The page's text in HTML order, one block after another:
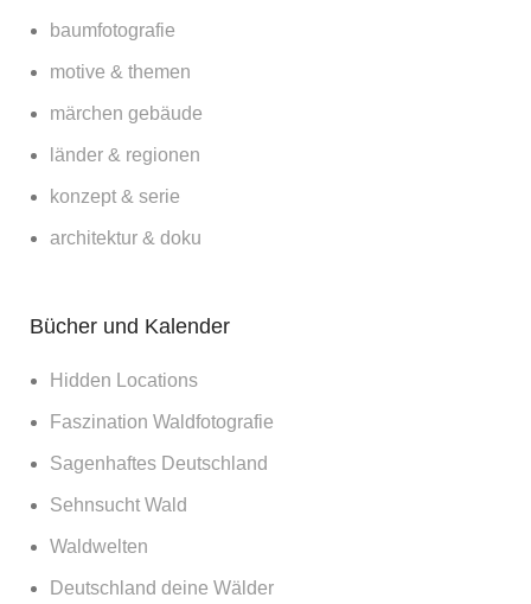
baumfotografie
motive & themen
märchen gebäude
länder & regionen
konzept & serie
architektur & doku
Bücher und Kalender
Hidden Locations
Faszination Waldfotografie
Sagenhaftes Deutschland
Sehnsucht Wald
Waldwelten
Deutschland deine Wälder